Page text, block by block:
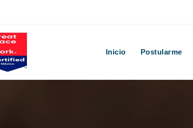
Inicio Postularme